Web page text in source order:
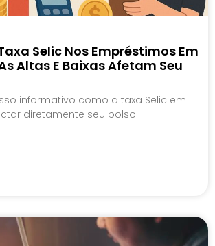
Selic Nos Empréstimos Em
Altas E Baixas Afetam Seu
informativo como a taxa Selic em
diretamente seu bolso!